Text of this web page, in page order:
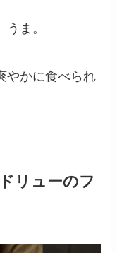
ま。
やかに食べられ
リューのフ